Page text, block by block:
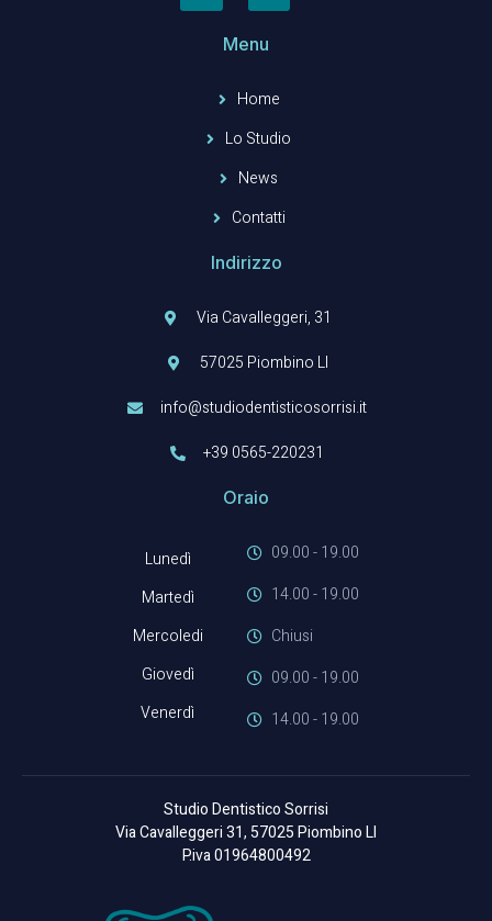
Menu
Home
Lo Studio
News
Contatti
Indirizzo
Via Cavalleggeri, 31
57025 Piombino LI
info@studiodentisticosorrisi.it
+39 0565-220231
Oraio
Lunedì
Martedì
Mercoledi
Giovedì
Venerdì
09.00 - 19.00
14.00 - 19.00
Chiusi
09.00 - 19.00
14.00 - 19.00
Studio Dentistico Sorrisi
Via Cavalleggeri 31, 57025 Piombino LI
P.iva 01964800492